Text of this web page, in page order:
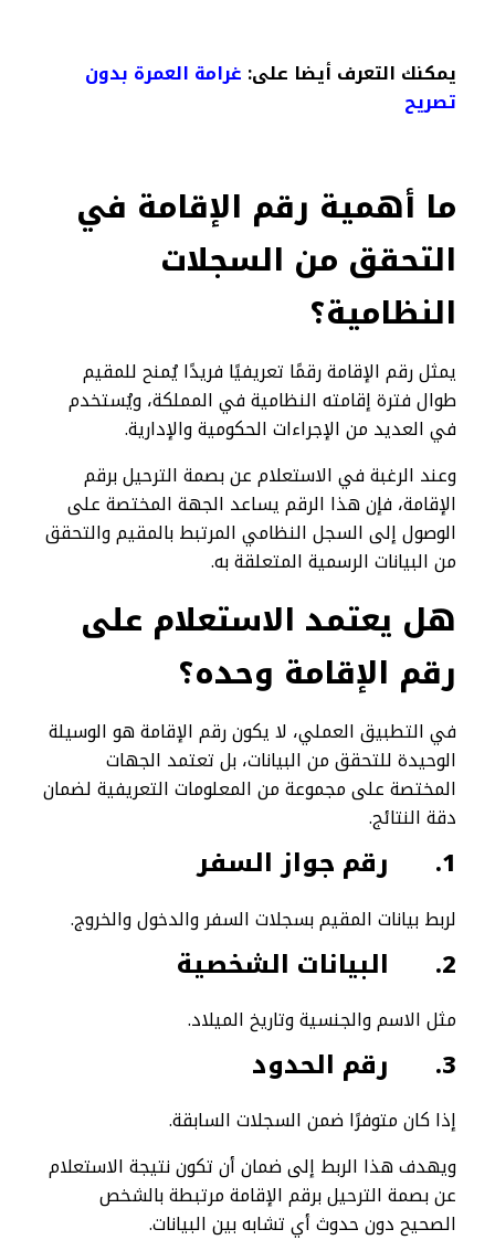
يمكنك التعرف أيضا على: غرامة العمرة بدون
تصريح
ما أهمية رقم الإقامة في
التحقق من السجلات
النظامية؟
يمثل رقم الإقامة رقمًا تعريفيًا فريدًا يُمنح للمقيم
طوال فترة إقامته النظامية في المملكة، ويُستخدم
في العديد من الإجراءات الحكومية والإدارية.
وعند الرغبة في الاستعلام عن بصمة الترحيل برقم
الإقامة، فإن هذا الرقم يساعد الجهة المختصة على
الوصول إلى السجل النظامي المرتبط بالمقيم والتحقق
من البيانات الرسمية المتعلقة به.
هل يعتمد الاستعلام على
رقم الإقامة وحده؟
في التطبيق العملي، لا يكون رقم الإقامة هو الوسيلة
الوحيدة للتحقق من البيانات، بل تعتمد الجهات
المختصة على مجموعة من المعلومات التعريفية لضمان
دقة النتائج.
1. رقم جواز السفر
لربط بيانات المقيم بسجلات السفر والدخول والخروج.
2. البيانات الشخصية
مثل الاسم والجنسية وتاريخ الميلاد.
3. رقم الحدود
إذا كان متوفرًا ضمن السجلات السابقة.
ويهدف هذا الربط إلى ضمان أن تكون نتيجة الاستعلام
عن بصمة الترحيل برقم الإقامة مرتبطة بالشخص
الصحيح دون حدوث أي تشابه بين البيانات.